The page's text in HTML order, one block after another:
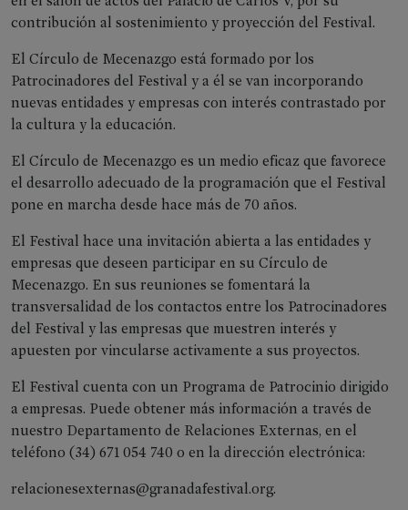
PRENSA
&
Notas
de
Prensa
de
contribución al sostenimiento y proyección del Festival.
El Círculo de Mecenazgo está formado por los
Patrocinadores del Festival y a él se van incorporando
nuevas entidades y empresas con interés contrastado por
la cultura y la educación.
El Círculo de Mecenazgo es un medio eficaz que favorece
el desarrollo adecuado de la programación que el Festival
pone en marcha desde hace más de 70 años.
El Festival hace una invitación abierta a las entidades y
empresas que deseen participar en su Círculo de
Mecenazgo. En sus reuniones se fomentará la
transversalidad de los contactos entre los Patrocinadores
del Festival y las empresas que muestren interés y
apuesten por vincularse activamente a sus proyectos.
El Festival cuenta con un Programa de Patrocinio dirigido
a empresas. Puede obtener más información a través de
nuestro Departamento de Relaciones Externas, en el
teléfono (34) 671 054 740 o en la dirección electrónica:
relacionesexternas@granadafestival.org.